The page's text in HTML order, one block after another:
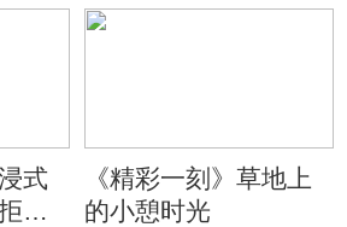
式
绝
《精彩一刻》草地上
的小憩时光